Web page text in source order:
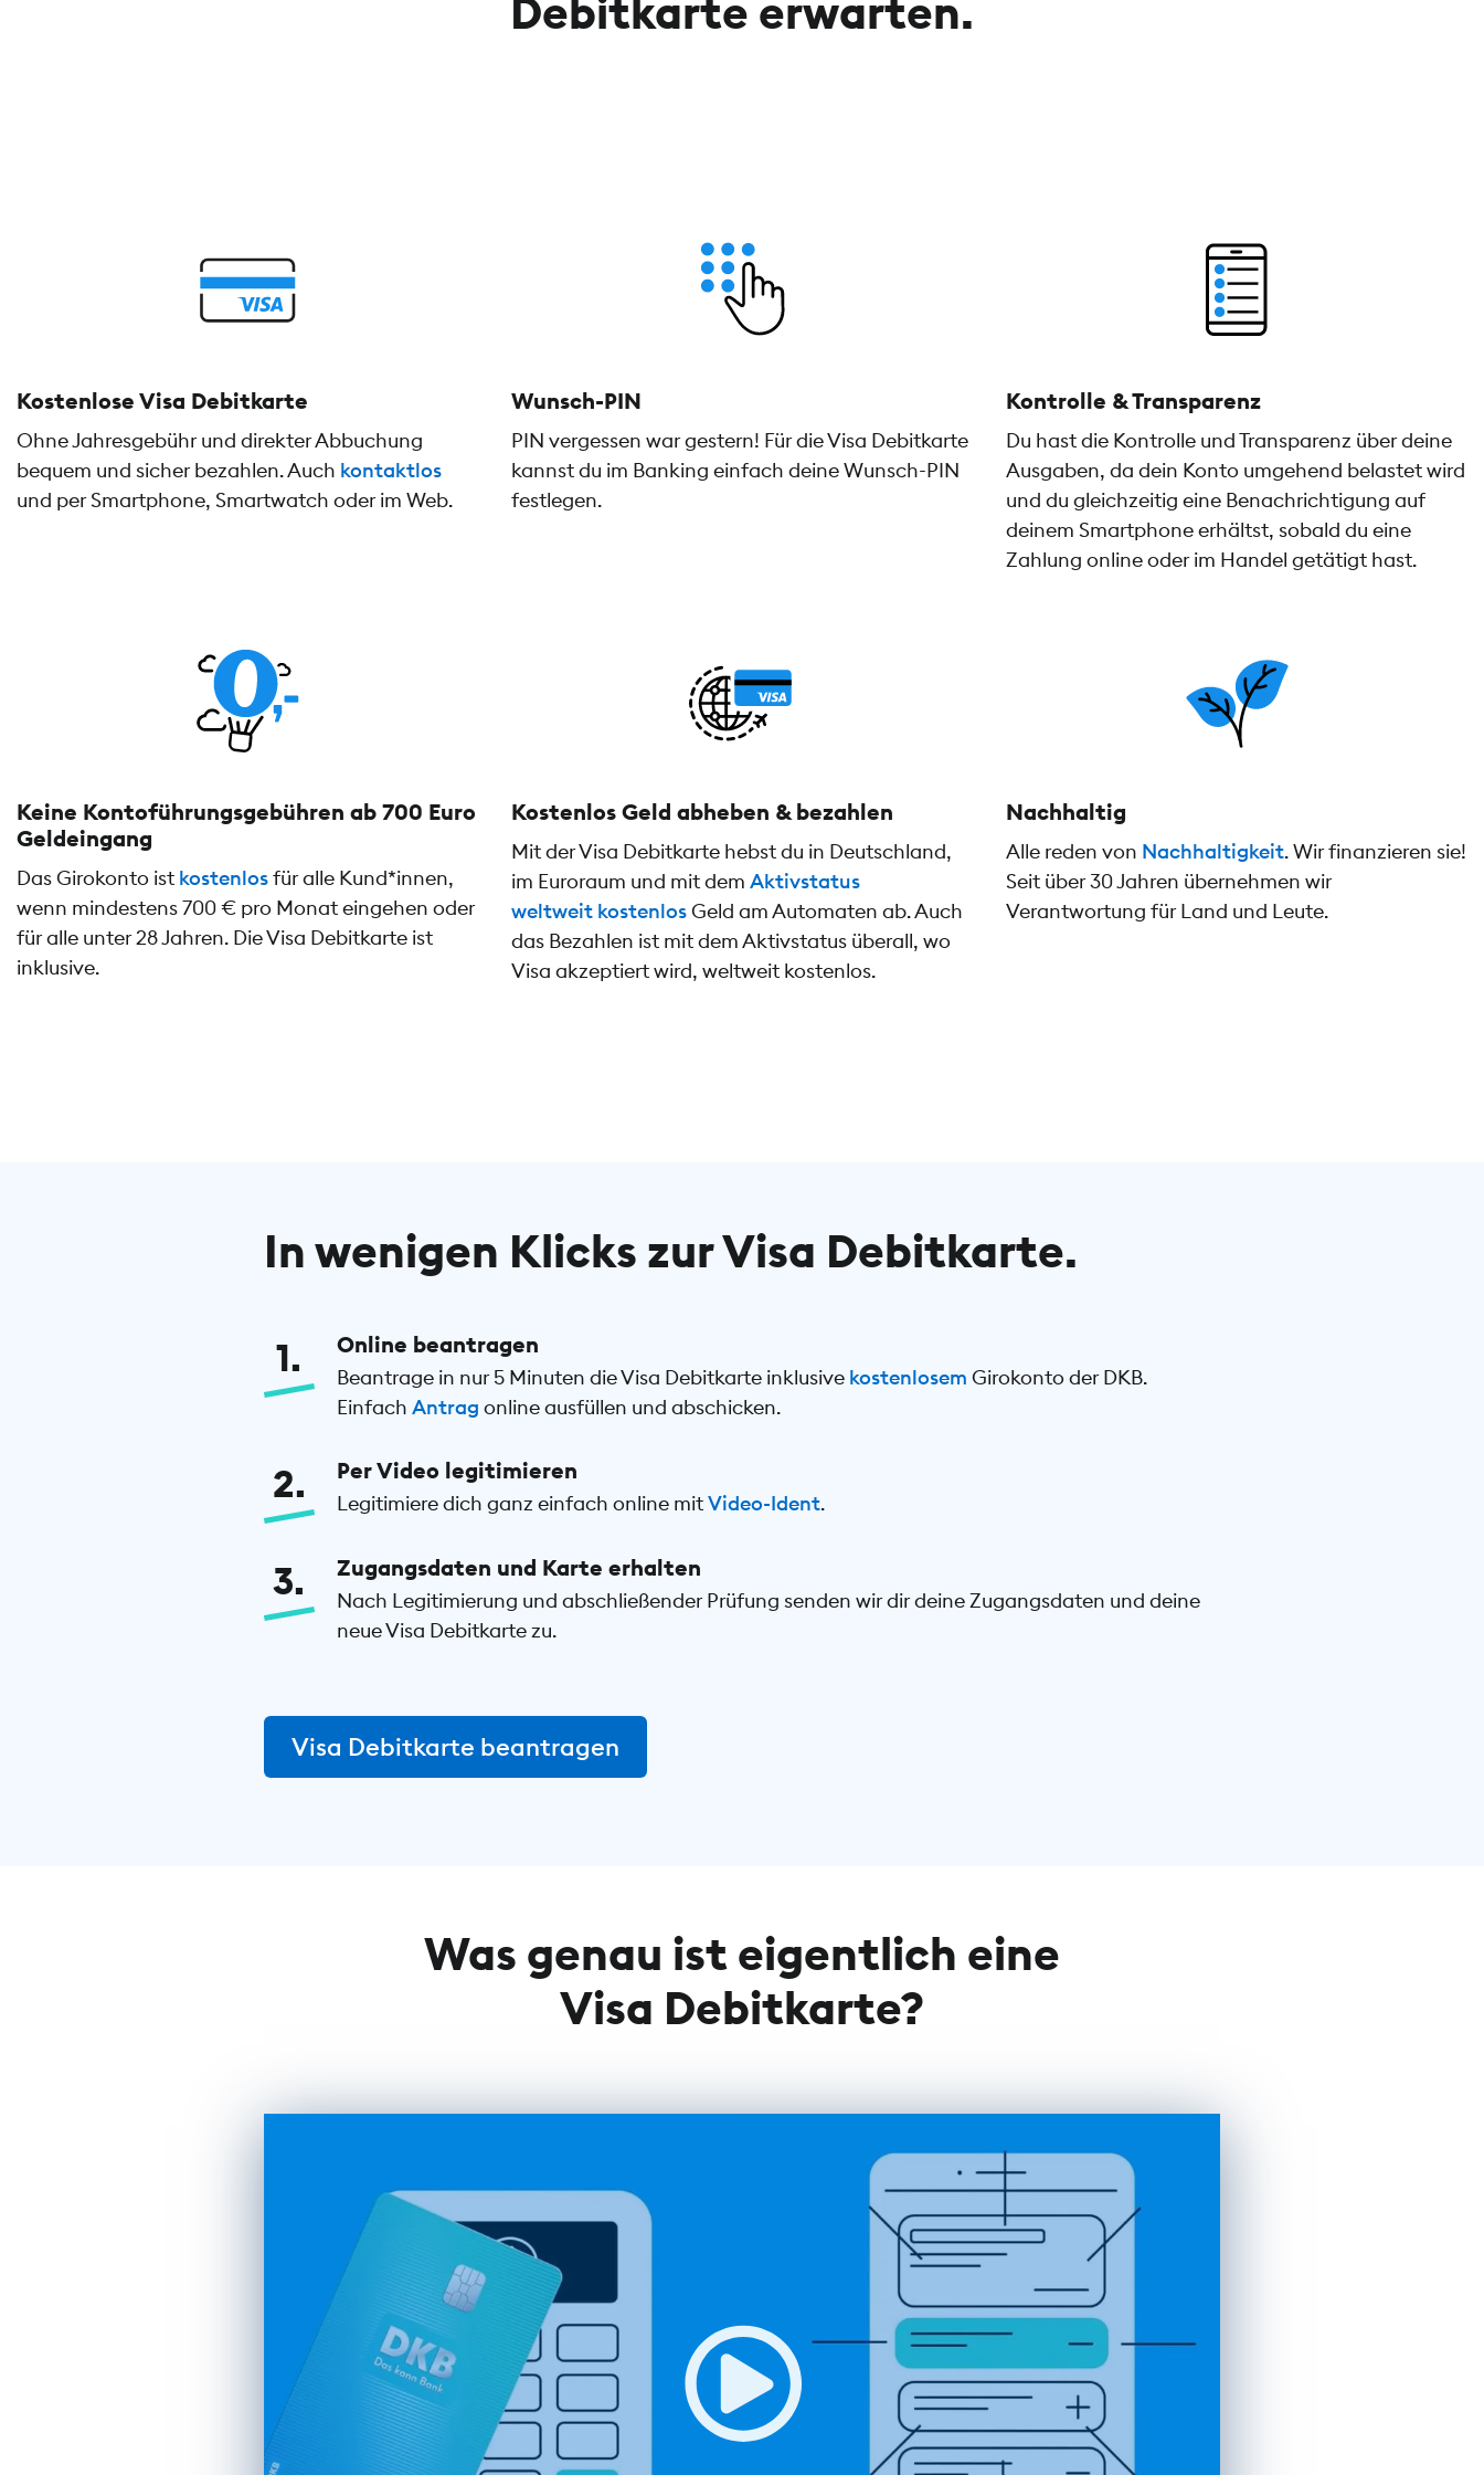
Debitkarte erwarten.
Kostenlose Visa Debitkarte
Ohne Jahresgebühr und direkter Abbuchung
bequem und sicher bezahlen. Auch kontaktlos
und per Smartphone, Smartwatch oder im Web.
Wunsch-PIN
PIN vergessen war gestern! Für die Visa Debitkarte
kannst du im Banking einfach deine Wunsch-PIN
festlegen.
Kontrolle & Transparenz
Du hast die Kontrolle und Transparenz über deine
Ausgaben, da dein Konto umgehend belastet wird
und du gleichzeitig eine Benachrichtigung auf
deinem Smartphone erhältst, sobald du eine
Zahlung online oder im Handel getätigt hast.
Keine Kontoführungs­gebühren ab 700 Euro
Geldeingang
Das Girokonto ist kostenlosfür alle Kund*innen,
wenn mindestens 700 € pro Monat eingehen oder
für alle unter 28 Jahren. Die Visa Debitkarte ist
inklusive.
Kostenlos Geld abheben & bezahlen
Mit der Visa Debitkarte hebst du in Deutschland,
im Euroraum und mit dem Aktivstatus
weltweit kostenlosGeld am Automaten ab. Auch
das Bezahlen ist mit dem Aktivstatus überall, wo
Visa akzeptiert wird, weltweit kostenlos.
Nachhaltig
Alle reden von Nachhaltigkeit. Wir finanzieren sie!
Seit über 30 Jahren übernehmen wir
Verantwortung für Land und Leute.
In wenigen Klicks zur Visa Debitkarte.
1 Online beantragen
Beantrage in nur 5 Minuten die Visa Debitkarte inklusive kostenlosem Girokonto der DKB.
Einfach Antrag online ausfüllen und abschicken.
2 Per Video legitimieren
Legitimiere dich ganz einfach online mitVideo-Ident.
3 Zugangsdaten und Karte erhalten
Nach Legitimierung und abschließender Prüfung senden wir dir deine Zugangsdaten und deine
neue Visa Debitkarte zu.
Visa Debitkarte beantragen
Was genau ist eigentlich eine
Visa Debitkarte?